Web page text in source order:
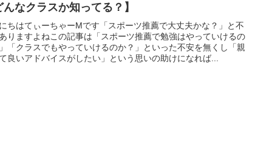
んなクラスか知ってる？】
ちはてぃーちゃーMです「スポーツ推薦で大丈夫かな？」と不
りますよねこの記事は「スポーツ推薦で勉強はやっていけるの
「クラスでもやっていけるのか？」といった不安を無くし「親
良いアドバイスがしたい」という思いの助けになれば...